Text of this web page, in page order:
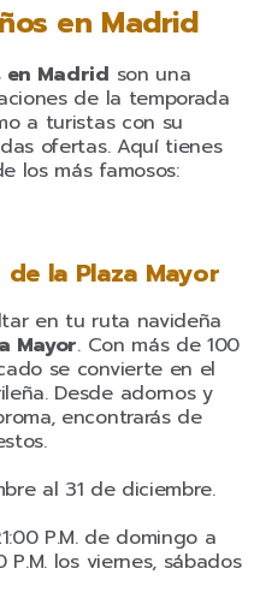
en Madrid
en Madrid son una
de la temporada
a turistas con su
ofertas. Aquí tienes
los más famosos:
la Plaza Mayor
en tu ruta navideña
Mayor. Con más de 100
se convierte en el
Desde adornos y
encontrarás de
al 31 de diciembre.
P.M. de domingo a
P.M. los viernes, sábados